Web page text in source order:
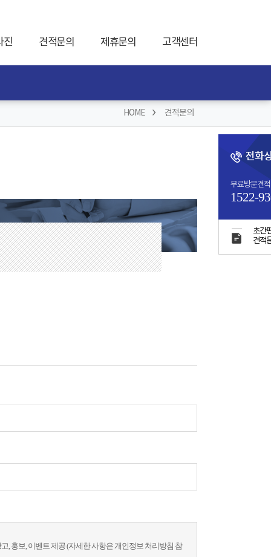
전화
무료방문견적
1522-
초간
견적
진 견적문의 제휴문의 고객센터
HOME 견적문의
, 홍보, 이벤트 제공 (자세한 사항은 개인정보 처리방침 참